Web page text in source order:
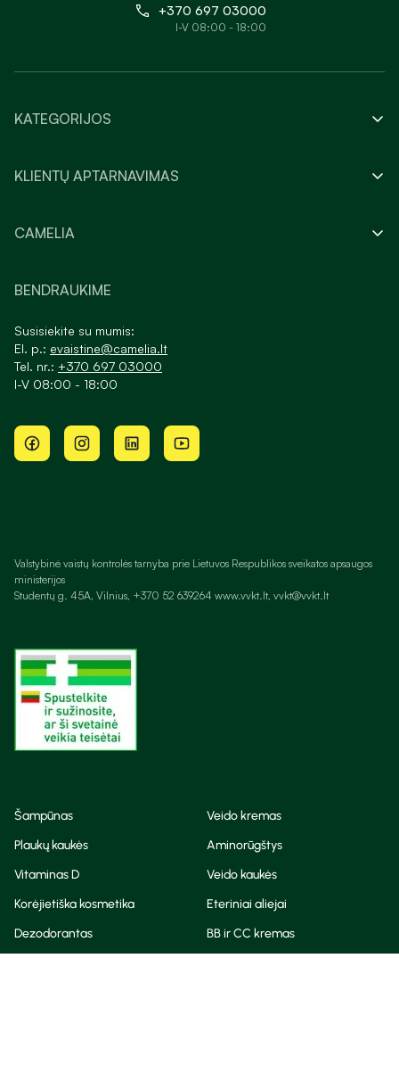
+370 697 03000
I-V 08:00 - 18:00
KATEGORIJOS
KLIENTŲ APTARNAVIMAS
CAMELIA
BENDRAUKIME
Susisiekite su mumis:
El. p.: evaistine@camelia.lt
Tel. nr.: +370 697 03000
I-V 08:00 - 18:00
Valstybinė vaistų kontrolės tarnyba prie Lietuvos Respublikos sveikatos apsaugos
ministerijos
Studentų g. 45A, Vilnius, +370 52 639264 www.vvkt.lt, vvkt@vvkt.lt
Šampūnas
Veido kremas
Plaukų kaukės
Aminorūgštys
Vitaminas D
Veido kaukės
Korėjietiška kosmetika
Eteriniai aliejai
Dezodorantas
BB ir CC kremas